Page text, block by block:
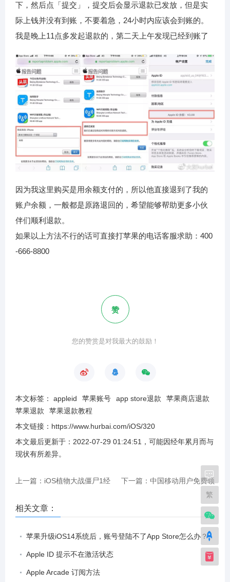
下，然后点「提交」，提交后会显示退款已发放，但是实
际上钱并没有到账，不要着急，24小时内应该会到账的。
我是晚上11点多发起退款的，第二天上午发现已经到账了
因为我这里购买是用余额支付的，所以他直接退到了我的
账户余额，一般都是原路退回的，希望能够帮助更多小伙
伴们顺利退款。
如果以上方法不行的话可直接打苹果的电话客服求助：400
-666-8800
赞
您的赞赏是对我最大的鼓励！
本文标签： appleid 苹果账号 app store退款
苹果商店退款
苹果退款
苹果退款教程
本文链接： https://www.hurbai.com/iOS/320
本文最后更新于： 2022-07-29 01:24:51 ，可能因经年累月而与
现状有所差异。
上一篇：iOS植物大战僵尸1经 下一篇：中国移动用户免费领
取最少500M流量
相关文章：
苹果升级iOS14系统后，账号登陆不了App Store怎么办？
Apple ID 提示不在激活状态
Apple Arcade 订阅方法
繁